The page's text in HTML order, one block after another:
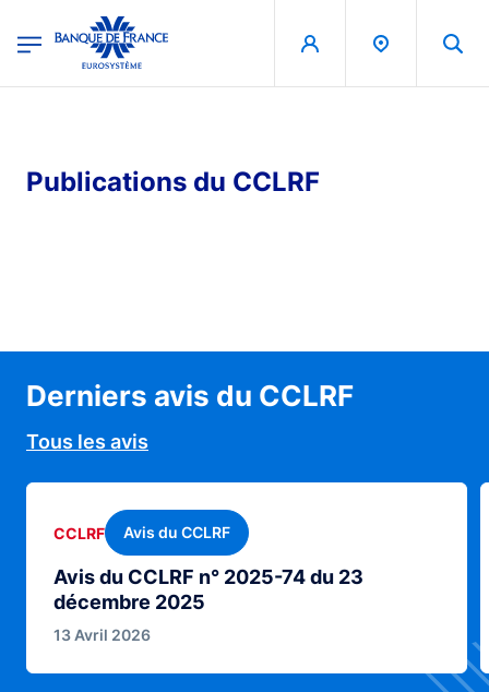
Banque de France - Menu Principal
Publications du CCLRF
Derniers avis du CCLRF
Tous les avis
Avis du CCLRF n° 2025-74 du 23
décembre 2025
CCLRF Avis du CCLRF
13 Avril 2026